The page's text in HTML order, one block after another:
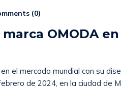
(0)
OMODA
el mercado mundial con su
de 2024, en la ciudad de